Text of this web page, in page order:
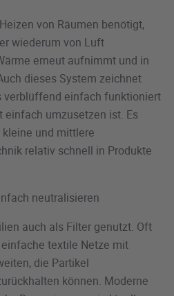
von Räumen benötigt,
wiederum von Luft
erneut aufnimmt und in
dieses System zeichnet
verblüffend einfach funktioniert
umzusetzen ist. Es
und mittlere
relativ schnell in Produkte
neutralisieren
auch als Filter genutzt. Oft
textile Netze mit
die Partikel
können. Moderne